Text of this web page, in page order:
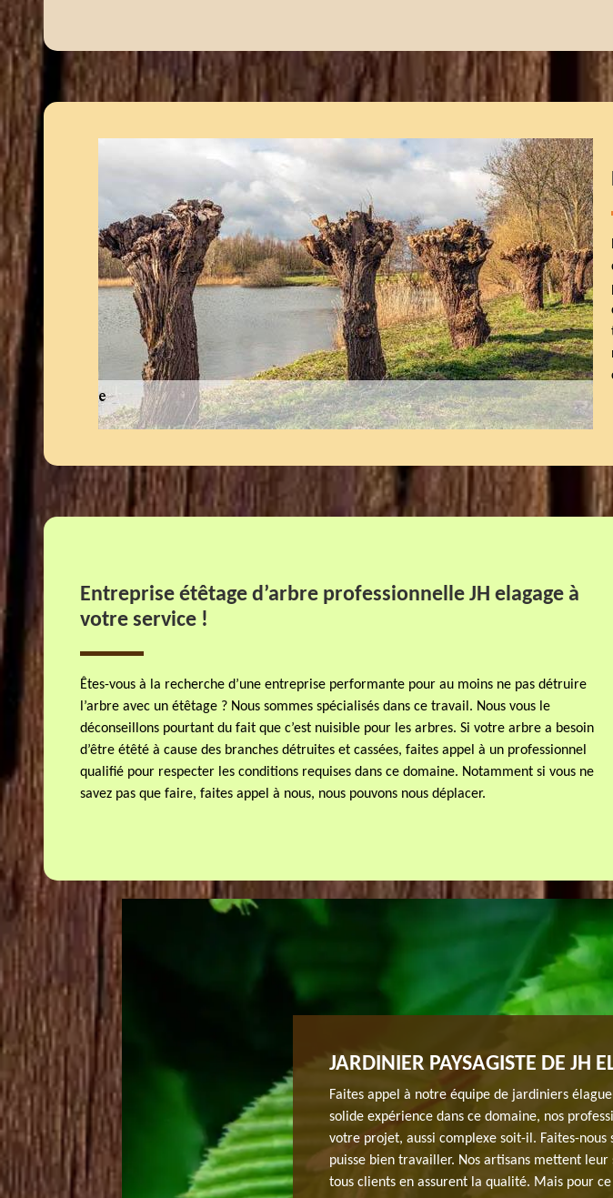
Entreprise étêtage d’arbre professionnelle JH elagage à
votre service !
Êtes-vous à la recherche d’une entreprise performante pour au moins ne pas détruire
l’arbre avec un étêtage ? Nous sommes spécialisés dans ce travail. Nous vous le
déconseillons pourtant du fait que c’est nuisible pour les arbres. Si votre arbre a besoin
d’être étêté à cause des branches détruites et cassées, faites appel à un professionnel
qualifié pour respecter les conditions requises dans ce domaine. Notamment si vous ne
savez pas que faire, faites appel à nous, nous pouvons nous déplacer.
RECONNU À ARRANCOURT
ou qui s’avère être en mauvais état, ou encore
l’empêcher de toucher des lignes électriques,
d’arbre bien étudié. Ce travail est néanmoins
chez nous sur 91690 ou nous écrire un
nécessaires avant d’entamer cette
JARDINIER PAYSAGISTE DE JH
Faites appel à notre équipe de jardiniers
solide expérience dans ce domaine, nos
votre projet, aussi complexe soit-il. Faites-nous
puisse bien travailler. Nos artisans mettent
tous clients en assurent la qualité. Mais pour